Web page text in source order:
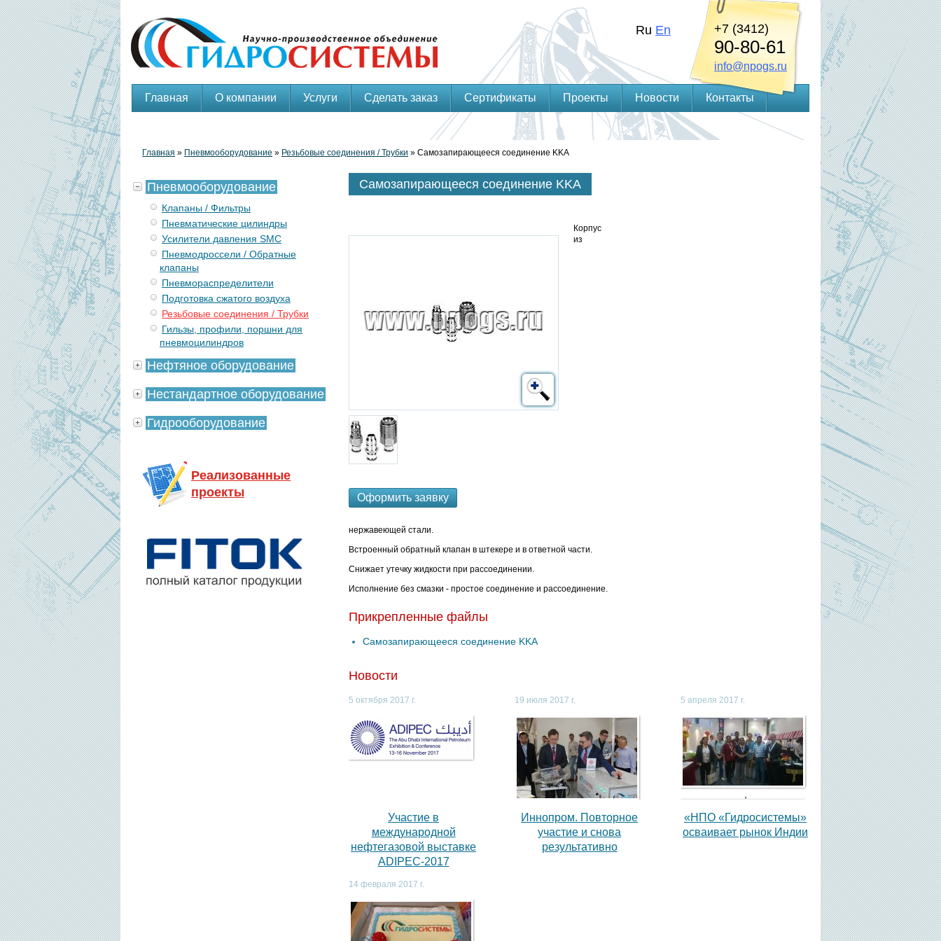
Главная О компании Услуги Сделать заказ Сертификаты Проекты Новости Контакты
Ru En +7 (3412)
90-80-61
info@npogs.ru
Главная » Пневмооборудование » Резьбовые соединения / Трубки » Самозапирающееся соединение KKA
Самозапирающееся соединение KKA
Оформить заявку
Корпус
из
нержавеющей стали.
Встроенный обратный клапан в штекере и в ответной части.
Снижает утечку жидкости при рассоединении.
Исполнение без смазки - простое соединение и рассоединение.
Прикрепленные файлы
Самозапирающееся соединение KKA
Новости
5 октября 2017 г.
Участие в
международной
нефтегазовой выставке
ADIPEC-2017
19 июля 2017 г.
Иннопром. Повторное
участие и снова
результативно
5 апреля 2017 г.
«НПО «Гидросистемы»
осваивает рынок Индии
14 февраля 2017 г.
Пневмооборудование
Клапаны / Фильтры
Пневматические цилиндры
Усилители давления SMC
Пневмодроссели / Обратные
клапаны
Пневмораспределители
Подготовка сжатого воздуха
Резьбовые соединения / Трубки
Гильзы, профили, поршни для
пневмоцилиндров
Нефтяное оборудование
Нестандартное оборудование
Гидрооборудование
Реализованные
проекты